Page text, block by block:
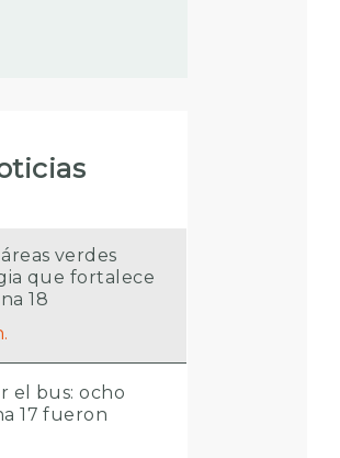
verdes
que fortalece
18
el bus: ocho
17 fueron